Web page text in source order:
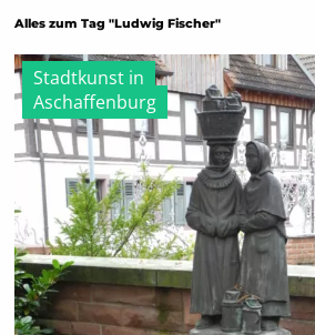
Alles zum Tag "Ludwig Fischer"
Stadtkunst in
Aschaffenburg